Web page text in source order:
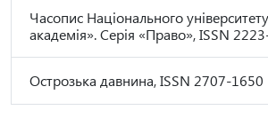
Часопис Національного
академія». Серія «Право», ISSN
Острозька давнина, ISSN 2707-1650